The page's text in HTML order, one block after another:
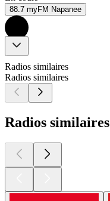
88.7 myFM Napanee
Radios similaires
Radios similaires
Radios similaires